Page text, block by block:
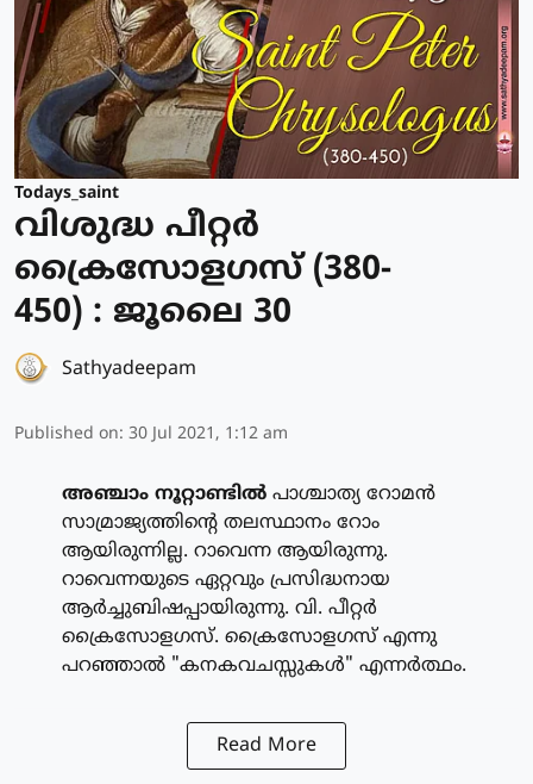
Todays_saint
വിശുദ്ധ പീറ്റര്‍
ക്രൈസോളഗസ് (380-
450) : ജൂലൈ 30
Sathyadeepam
Published on: 30 Jul 2021, 1:12 am
അഞ്ചാം നൂറ്റാണ്ടില്‍ പാശ്ചാത്യ റോമന്‍
സാമ്രാജ്യത്തിന്റെ തലസ്ഥാനം റോം
ആയിരുന്നില്ല. റാവെന്ന ആയിരുന്നു.
റാവെന്നയുടെ ഏറ്റവും പ്രസിദ്ധനായ
ആര്‍ച്ചുബിഷപ്പായിരുന്നു. വി. പീറ്റര്‍
ക്രൈസോളഗസ്. ക്രൈസോളഗസ് എന്നു
പറഞ്ഞാല്‍ "കനകവചസ്സുകള്‍" എന്നര്‍ത്ഥം.
Read More